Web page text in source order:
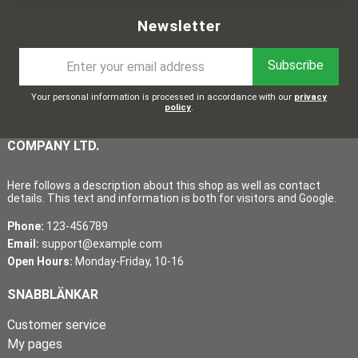
Newsletter
Subscribe
Your personal information is processed in accordance with our privacy
policy.
COMPANY LTD.
Here follows a description about this shop as well as contact
details. This text and information is both for visitors and Google.
Phone: 123-456789
Email: support@example.com
Open Hours: Monday-Friday, 10-16
SNABBLÄNKAR
Customer service
My pages